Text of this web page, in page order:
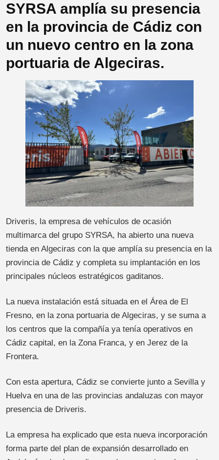
SYRSA amplía su presencia
en la provincia de Cádiz con
un nuevo centro en la zona
portuaria de Algeciras.
Driveris, la empresa de vehículos de ocasión
multimarca del grupo SYRSA, ha abierto una nueva
tienda en Algeciras con la que amplía su presencia en la
provincia de Cádiz y completa su implantación en los
principales núcleos estratégicos gaditanos.
La nueva instalación está situada en el Área de El
Fresno, en la zona portuaria de Algeciras, y se suma a
los centros que la compañía ya tenía operativos en
Cádiz capital, en la Zona Franca, y en Jerez de la
Frontera.
Con esta apertura, Cádiz se convierte junto a Sevilla y
Huelva en una de las provincias andaluzas con mayor
presencia de Driveris.
La empresa ha explicado que esta nueva incorporación
forma parte del plan de expansión desarrollado en